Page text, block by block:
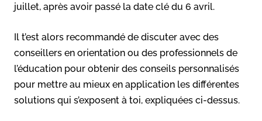
juillet, après avoir passé la date clé du 6 avril.
Il t’est alors recommandé de discuter avec des
conseillers en orientation ou des professionnels de
l’éducation pour obtenir des conseils personnalisés
pour mettre au mieux en application les différentes
solutions qui s’exposent à toi, expliquées ci-dessus.